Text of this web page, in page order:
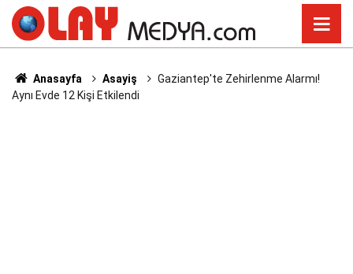
Anasayfa Asayiş
Gaziantep'te Zehirlenme Alarmı!
Aynı Evde 12 Kişi Etkilendi